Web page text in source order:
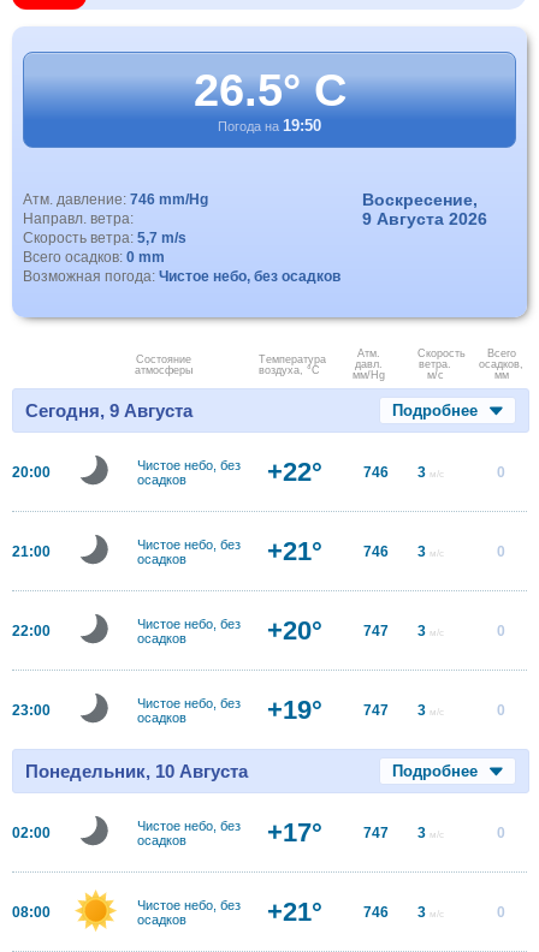
26.5° C
Погода на 19:50
Атм. давление: 746 mm/Hg
Направл. ветра:
Скорость ветра: 5,7 m/s
Всего осадков: 0 mm
Возможная погода: Чистое небо, без осадков
Воскресение,
9 Августа 2026
Состояние
атмосферы
Температура
воздуха, °C
Атм.
давл.
мм/Hg
Скорость
ветра.
м/с
Всего
осадков,
мм
Сегодня, 9 Августа Подробнее
20:00
Чистое небо, без
осадков
+22° 746 3 м/с 0
21:00
Чистое небо, без
осадков
+21° 746 3 м/с 0
22:00
Чистое небо, без
осадков
+20° 747 3 м/с 0
23:00
Чистое небо, без
осадков
+19° 747 3 м/с 0
Понедельник, 10 Августа Подробнее
02:00
Чистое небо, без
осадков
+17° 747 3 м/с 0
08:00
Чистое небо, без
осадков
+21° 746 3 м/с 0